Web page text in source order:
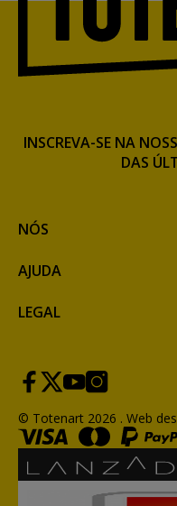
NÓS
AJUDA
LEGAL
INSCREVA-SE NA
DAS
© Totenart 2026 . Web